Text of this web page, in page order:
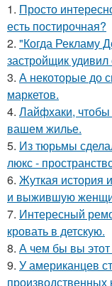
1. Просто
есть постирочная?
2. "Когда Рекламу
застройщик
3. А некоторые до
маркетов.
4. Лайфхаки, чтобы
вашем жилье.
5. Из тюрьмы
люкс -
6. Жуткая история
и выжившую
7. Интересный
кровать в детскую.
8. А чем бы вы
9. У американцев
производственных